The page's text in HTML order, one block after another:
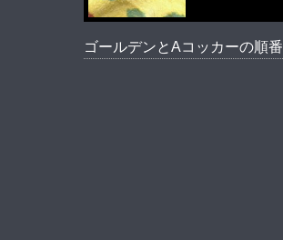
ゴールデンとAコッカーの順番